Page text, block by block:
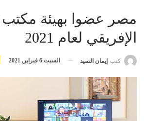
مصر عضوا بهيئة مكتب
الإفريقي لعام 2021
كتب إيمان السيد السبت 6 فبراير, 2021